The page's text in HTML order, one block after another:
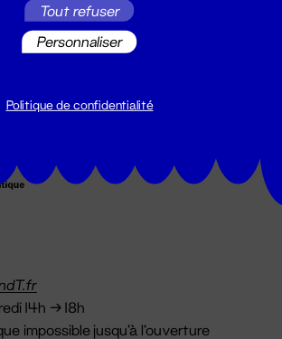
14h → 18h
impossible jusqu'à l'ouverture
Tout refuser
Personnaliser
Politique de confidentialité